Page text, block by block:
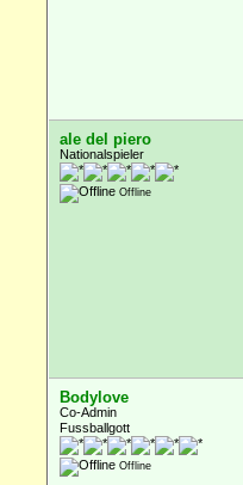
ale del piero
Nationalspieler
Offline
Bodylove
Co-Admin
Fussballgott
Offline